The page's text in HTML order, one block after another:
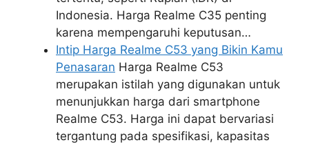
Indonesia. Harga Realme C35 penting
karena mempengaruhi keputusan…
Intip Harga Realme C53 yang Bikin Kamu
Penasaran Harga Realme C53
merupakan istilah yang digunakan untuk
menunjukkan harga dari smartphone
Realme C53. Harga ini dapat bervariasi
tergantung pada spesifikasi, kapasitas